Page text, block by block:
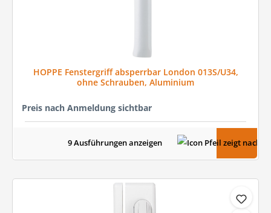
HOPPE Fenstergriff absperrbar London 013S/U34,
ohne Schrauben, Aluminium
Preis nach Anmeldung sichtbar
9 Ausführungen anzeigen